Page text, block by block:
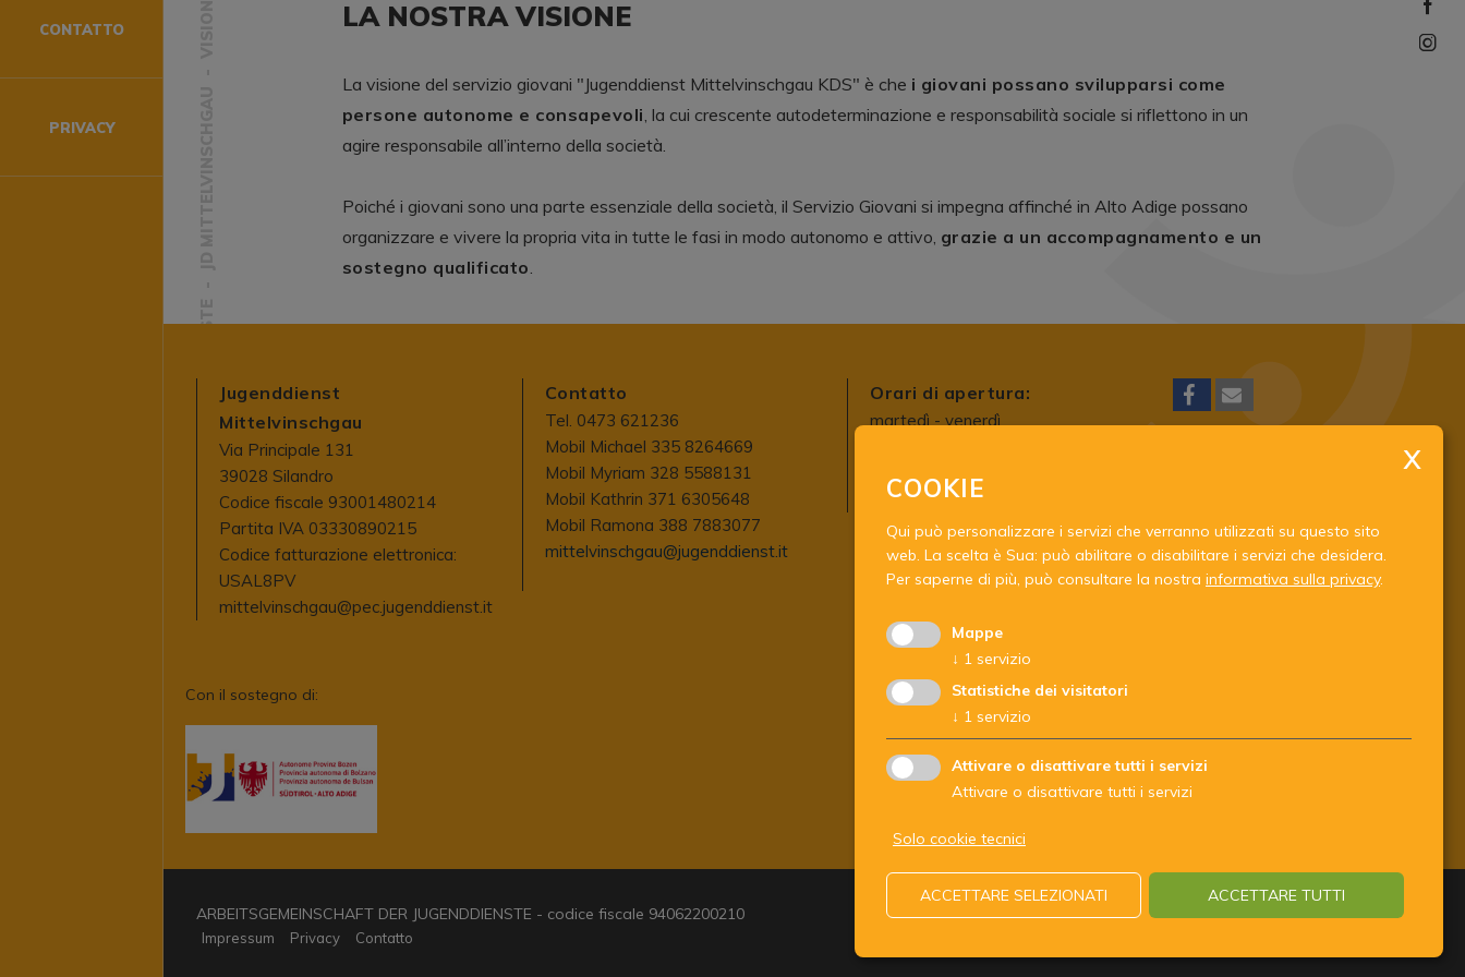
CONTATTO
PRIVACY
JUGENDDIENSTE
LA NOSTRA VISIONE
La visione del servizio giovani "Jugenddienst Mittelvinschgau KDS" è che i giovani possano svilupparsi come
persone autonome e consapevoli, la cui crescente autodeterminazione e responsabilità sociale si riflettono in un
agire responsabile all’interno della società.
Poiché i giovani sono una parte essenziale della società, il Servizio Giovani si impegna affinché in Alto Adige possano
organizzare e vivere la propria vita in tutte le fasi in modo autonomo e attivo, grazie a un accompagnamento e un
sostegno qualificato.
Jugenddienst
Mittelvinschgau
Via Principale 131
39028 Silandro
Codice fiscale 93001480214
Partita IVA 03330890215
Codice fatturazione elettronica:
USAL8PV
mittelvinschgau@pec.jugenddienst.it
Contatto
Tel. 0473 621236
Mobil Michael 335 8264669
Mobil Myriam 328 5588131
Mobil Kathrin 371 6305648
Mobil Ramona 388 7883077
mittelvinschgau@jugenddienst.it
Orari di apertura:
martedì - venerdì
lunedi)
Con il sostegno di:
ARBEITSGEMEINSCHAFT DER JUGENDDIENSTE - codice fiscale 94062200210
Impressum Privacy Contatto
COOKIE
Qui può personalizzare i servizi che verranno utilizzati su questo sito
web. La scelta è Sua: può abilitare o disabilitare i servizi che desidera.
Per saperne di più, può consultare la nostra informativa sulla privacy.
Mappe
↓ 1 servizio
Statistiche dei visitatori
↓ 1 servizio
Attivare o disattivare tutti i servizi
Attivare o disattivare tutti i servizi
Solo cookie tecnici
ACCETTARE SELEZIONATI ACCETTARE TUTTI